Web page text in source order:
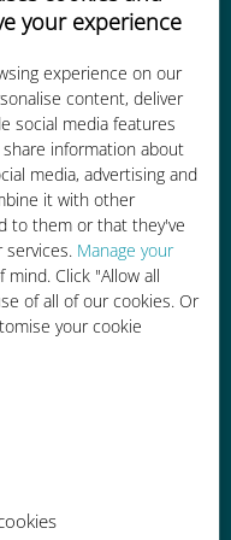
your experience
experience on our
content, deliver
social media features
information about
media, advertising and
it with other
to them or that they've
Manage your
Click "Allow all
of all of our cookies. Or
your cookie
dan
huidige